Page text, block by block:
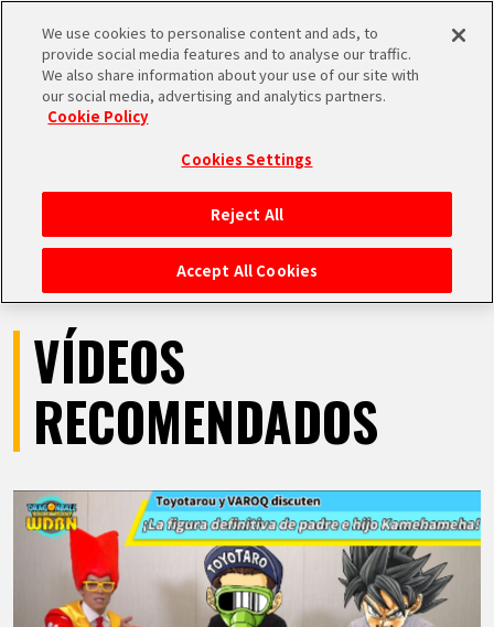
MEN
INICIO
NOTICIAS
LO MÁS DESTACADO
VÍDEOS
ARTÍCULOS
ACERCA DE
VÍDEOS
VÍDEOS
RECOMENDADOS
We use cookies to personalise content and ads, to
provide social media features and to analyse our traffic.
We also share information about your use of our site with
our social media, advertising and analytics partners.
Cookie Policy
Cookies Settings
Reject All
Accept All Cookies